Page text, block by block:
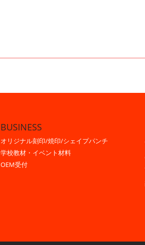
BUSINESS
オリジナル刻印/焼印/シェイプパンチ
学校教材・イベント材料
OEM受付